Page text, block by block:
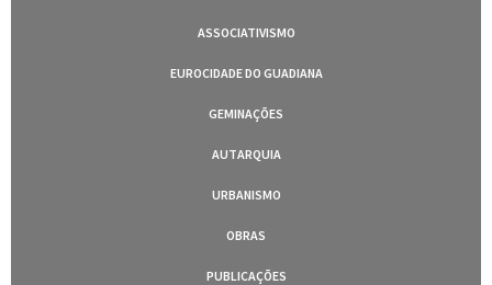
ASSOCIATIVISMO
EUROCIDADE DO GUADIANA
GEMINAÇÕES
AUTARQUIA
URBANISMO
OBRAS
PUBLICAÇÕES